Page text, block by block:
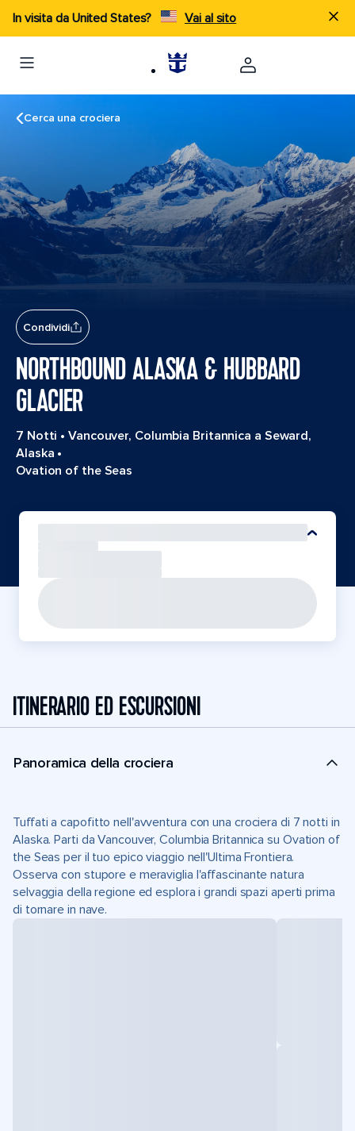
In visita da United States? Vai al sito
Cerca una crociera
Condividi
NORTHBOUND ALASKA & HUBBARD
GLACIER
7 Notti •Vancouver, Columbia Britannica a Seward,
Alaska •
Ovation of the Seas
ITINERARIO ED ESCURSIONI
Panoramica della crociera
Tuffati a capofitto nell'avventura con una crociera di 7 notti in
Alaska. Parti da Vancouver, Columbia Britannica su Ovation of
the Seas per il tuo epico viaggio nell'Ultima Frontiera.
Osserva con stupore e meraviglia l'affascinante natura
selvaggia della regione ed esplora i grandi spazi aperti prima
di tornare in nave.